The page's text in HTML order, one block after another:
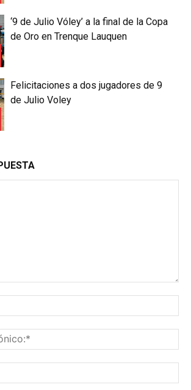
‘9 de Julio Vóley’ a la final de la Copa
de Oro en Trenque Lauquen
Felicitaciones a dos jugadores de 9
de Julio Voley